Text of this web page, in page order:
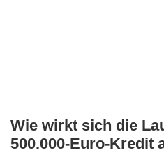
Wie wirkt sich die
500.000-Euro-Kredit